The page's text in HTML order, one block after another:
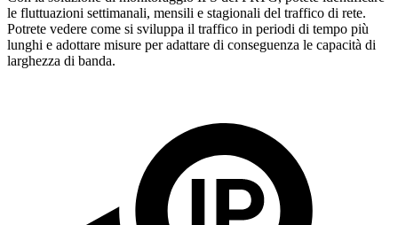
le fluttuazioni settimanali, mensili e stagionali del traffico di rete.
Potrete vedere come si sviluppa il traffico in periodi di tempo più
lunghi e adottare misure per adattare di conseguenza le capacità di
larghezza di banda.